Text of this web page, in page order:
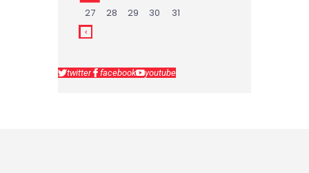
27
28 29 30 31
twitter facebook youtube